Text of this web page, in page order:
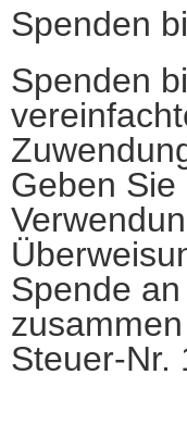
Spenden
Spenden
Geben Sie
Spende
Steuer-Nr.